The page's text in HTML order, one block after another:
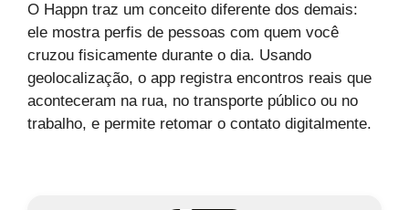
O Happn traz um conceito diferente dos demais:
ele mostra perfis de pessoas com quem você
cruzou fisicamente durante o dia. Usando
geolocalização, o app registra encontros reais que
aconteceram na rua, no transporte público ou no
trabalho, e permite retomar o contato digitalmente.